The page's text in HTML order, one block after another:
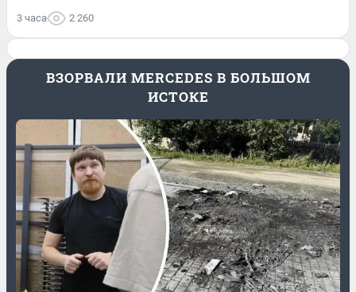
3 часа 2 260
ВЗОРВАЛИ MERCEDES В БОЛЬШОМ
ИСТОКЕ